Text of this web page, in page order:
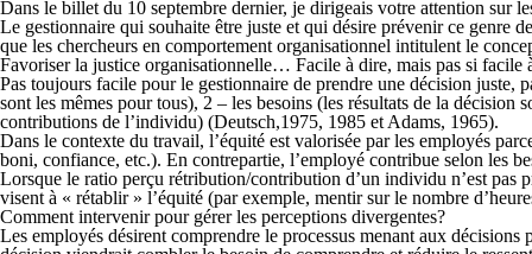
Dans le billet du 10 septembre dernier, je dirigeais votre attention sur
Le gestionnaire qui souhaite être juste et qui désire prévenir ce genre
que les chercheurs en comportement organisationnel intitulent le
Favoriser la justice organisationnelle… Facile à dire, mais pas si facile
Pas toujours facile pour le gestionnaire de prendre une décision juste,
sont les mêmes pour tous), 2 – les besoins (les résultats de la
contributions de l’individu) (Deutsch,1975, 1985 et Adams, 1965).
Dans le contexte du travail, l’équité est valorisée par les employés
boni, confiance, etc.). En contrepartie, l’employé contribue selon les
Lorsque le ratio perçu rétribution/contribution d’un individu n’est pas
visent à « rétablir » l’équité (par exemple, mentir sur le nombre
Comment intervenir pour gérer les perceptions divergentes?
Les employés désirent comprendre le processus menant aux